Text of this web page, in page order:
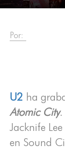
Por:
U2 ha
Atomic City.
Jacknife
en Sound